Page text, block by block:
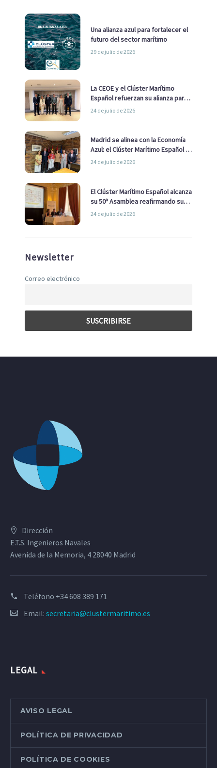
Una alianza azul para fortalecer el
futuro del sector marítimo
29 de julio de 2026
La CEOE y el Clúster Marítimo
Español refuerzan su alianza para
impulsar una estrategia Nacional
24 de julio de 2026
Madrid se alinea con la Economía
Azul: el Clúster Marítimo Español y
la Real Liga Naval avanzan alianzas
24 de julio de 2026
El Clúster Marítimo Español alcanza
su 50ª Asamblea reafirmando su
liderazgo en la Economía Azul
24 de julio de 2026
Newsletter
Correo electrónico
Dirección
E.T.S. Ingenieros Navales
Avenida de la Memoria, 4 28040 Madrid
Teléfono +34 608 389 171
Email: secretaria@clustermaritimo.es
LEGAL
AVISO LEGAL
POLÍTICA DE PRIVACIDAD
POLÍTICA DE COOKIES